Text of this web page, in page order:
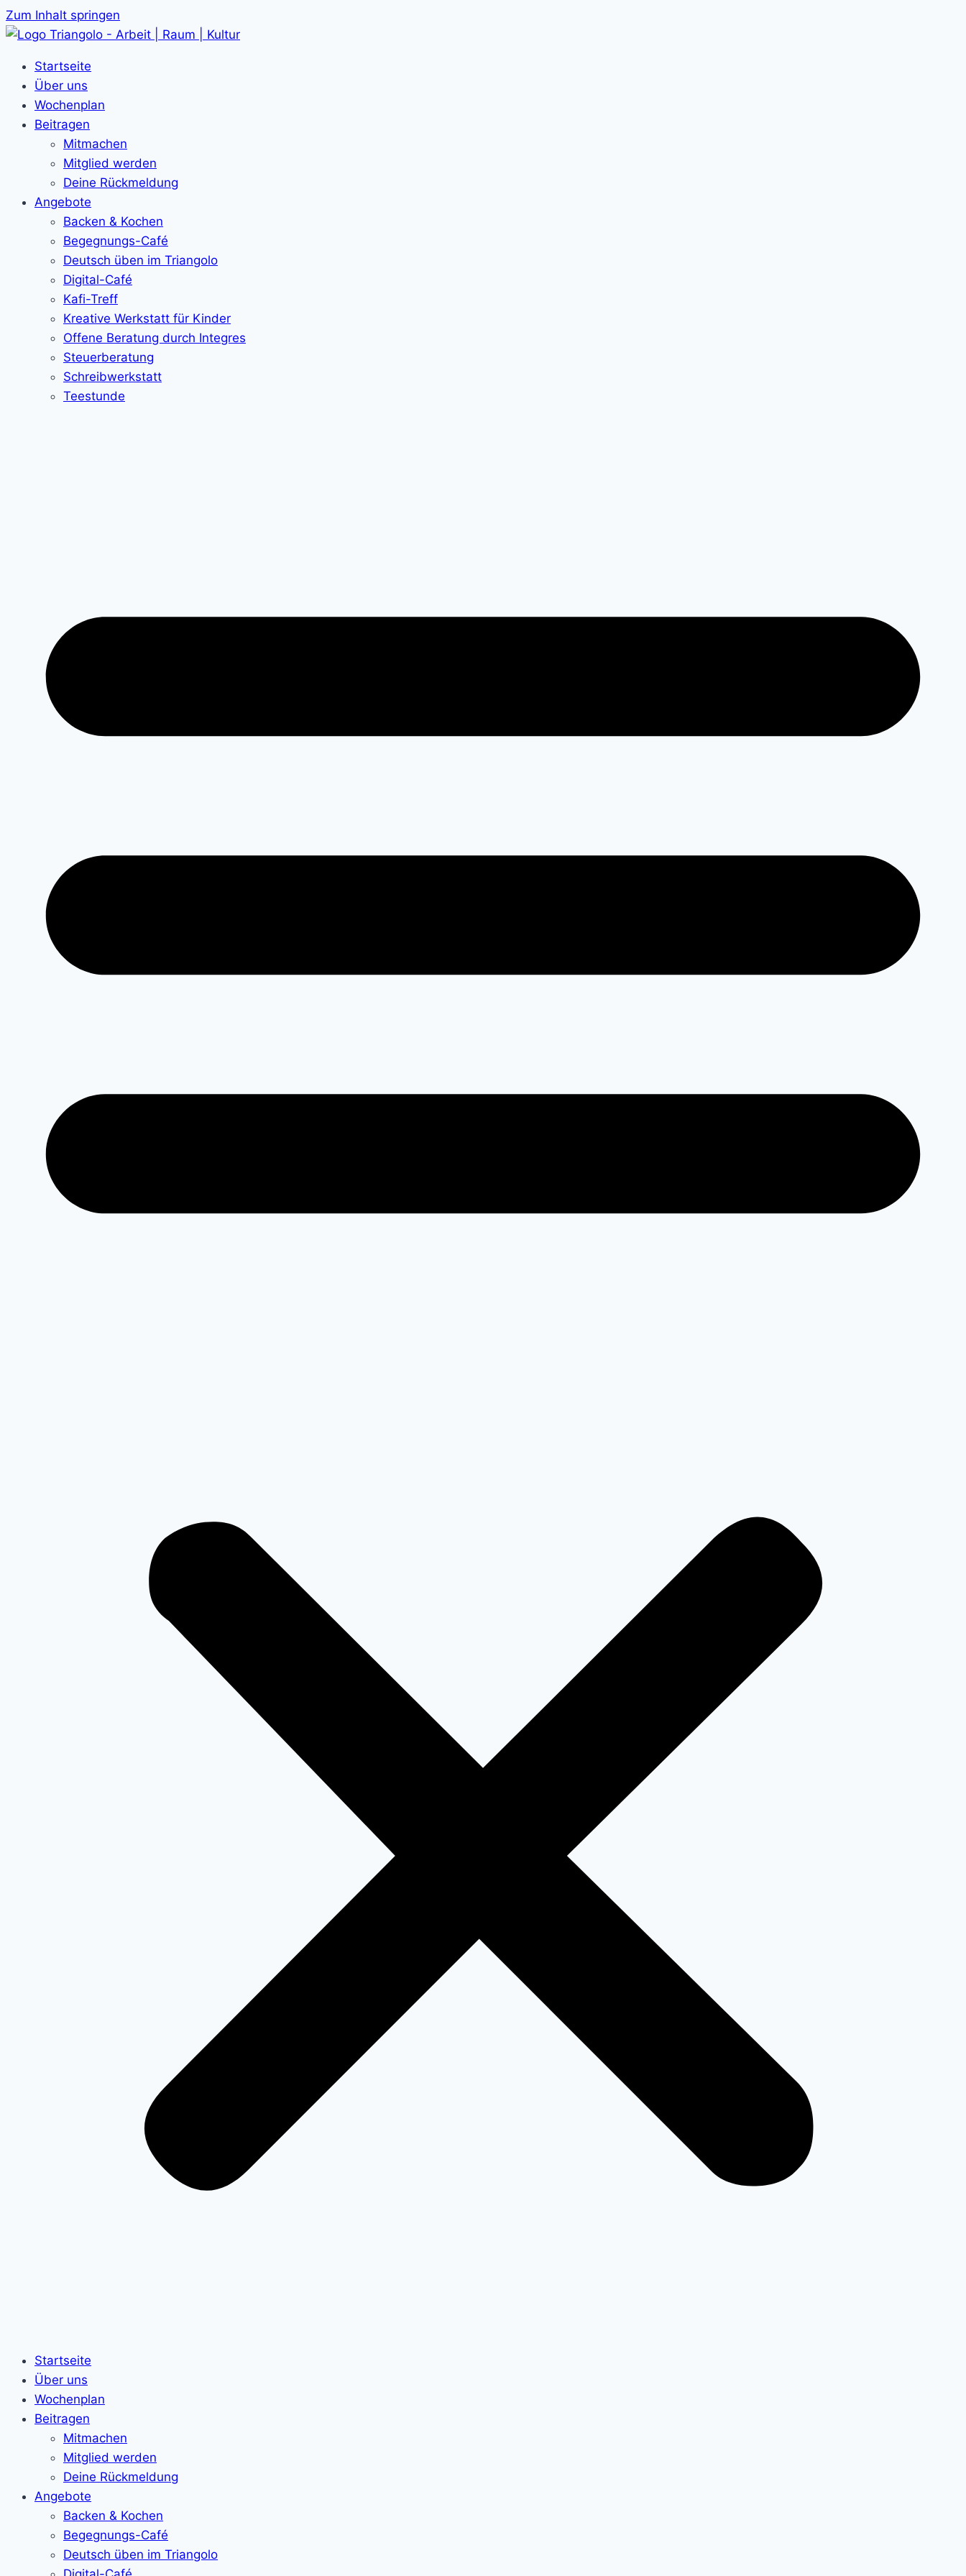
Zum Inhalt springen
Startseite
Über uns
Wochenplan
Beitragen
Mitmachen
Mitglied werden
Deine Rückmeldung
Angebote
Backen & Kochen
Begegnungs-Café
Deutsch üben im Triangolo
Digital-Café
Kafi-Treff
Kreative Werkstatt für Kinder
Offene Beratung durch Integres
Steuerberatung
Schreibwerkstatt
Teestunde
Startseite
Über uns
Wochenplan
Beitragen
Mitmachen
Mitglied werden
Deine Rückmeldung
Angebote
Backen & Kochen
Begegnungs-Café
Deutsch üben im Triangolo